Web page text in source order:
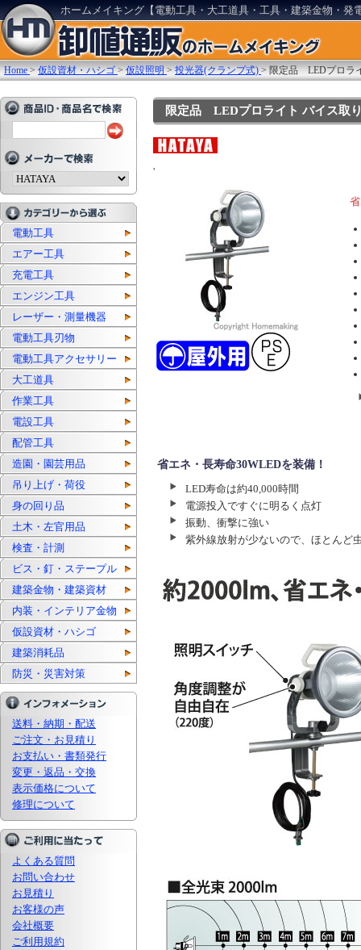
ホームメイキング【電動工具・大工道具・工具・建築金物・発
Home >仮設資材・ハシゴ >仮設照明 >投光器(クランプ式) >限定品 LEDプロラ
電動工具
エアー工具
充電工具
エンジン工具
レーザー・測量機器
電動工具刃物
電動工具アクセサリー
大工道具
作業工具
電設工具
配管工具
造園・園芸用品
吊り上げ・荷役
身の回り品
土木・左官用品
検査・計測
ビス・釘・ステープル
建築金物・建築資材
内装・インテリア金物
仮設資材・ハシゴ
建築消耗品
防災・災害対策
送料・納期・配送
ご注文・お見積り
お支払い・書類発行
変更・返品・交換
表示価格について
修理について
よくある質問
お問い合わせ
お見積り
お客様の声
会社概要
ご利用規約
限定品 LEDプロライト バイス取
'
省エネ・長寿命30WLEDを装備！
LED寿命は約40,000時間
電源投入ですぐに明るく点灯
振動、衝撃に強い
紫外線放射が少ないので、ほとんど